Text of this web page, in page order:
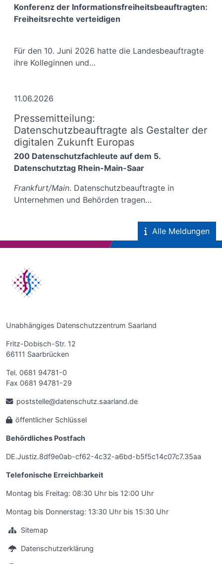
Konferenz der Informationsfreiheitsbeauftragten:
Freiheitsrechte verteidigen
Für den 10. Juni 2026 hatte die Landesbeauftragte
ihre Kolleginnen und…
11.06.2026
Pressemitteilung:
Datenschutzbeauftragte als Gestalter der
digitalen Zukunft Europas
200 Datenschutzfachleute auf dem 5.
Datenschutztag Rhein-Main-Saar
Frankfurt/Main. Datenschutzbeauftragte in
Unternehmen und Behörden tragen…
Alle Meldungen
Unabhängiges Datenschutzzentrum Saarland
Fritz-Dobisch-Str. 12
66111 Saarbrücken
Tel. 0681 94781-0
Fax 0681 94781-29
poststelle@datenschutz.saarland.de
öffentlicher Schlüssel
Behördliches Postfach
DE.Justiz.8df9e0ab-cf62-4c32-a6bd-b5f5c14c07c7.35aa
Telefonische Erreichbarkeit
Montag bis Freitag: 08:30 Uhr bis 12:00 Uhr
Montag bis Donnerstag: 13:30 Uhr bis 15:30 Uhr
Sitemap
Datenschutzerklärung